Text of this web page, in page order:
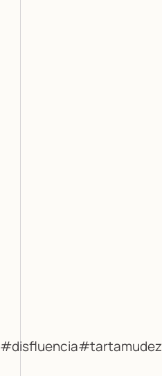
#disfluencia#tartamudez